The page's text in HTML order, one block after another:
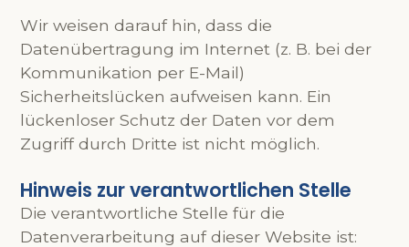
Wir weisen darauf hin, dass die
Datenübertragung im Internet (z. B. bei der
Kommunikation per E-Mail)
Sicherheitslücken aufweisen kann. Ein
lückenloser Schutz der Daten vor dem
Zugriff durch Dritte ist nicht möglich.
Hinweis zur verantwortlichen Stelle
Die verantwortliche Stelle für die
Datenverarbeitung auf dieser Website ist: